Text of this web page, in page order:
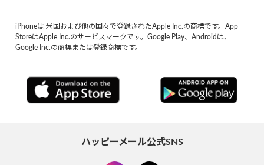
iPhoneは 米国および他の国々で登録されたApple Inc.の商標です。App
StoreはApple Inc.のサービスマークです。Google Play、Androidは、
Google Inc.の商標または登録商標です。
ハッピーメール公式SNS